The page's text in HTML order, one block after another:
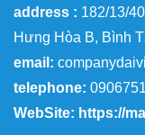
address : 182/13/
Hưng Hòa B, Bình
email:
telephone:
WebSite: https://